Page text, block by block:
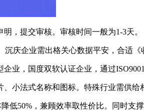
提交审核。审核时间一般为1-3天。
企业需出格关心数据平安，合适《
，国度双软认证企业，通过ISO9001
法式名称和图标。特殊行业需供给
50%，兼顾效率取性价比。同时支